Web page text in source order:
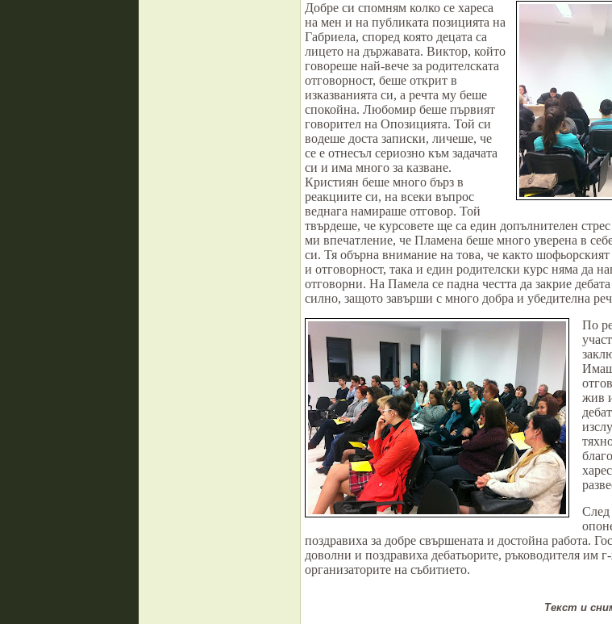
Добре си спомням колко се хареса
на мен и на публиката позицията на
Габриела, според която децата са
лицето на държавата. Виктор, който
говореше най-вече за родителската
отговорност, беше открит в
изказванията си, а речта му беше
спокойна. Любомир беше първият
говорител на Опозицията. Той си
водеше доста записки, личеше, че
се е отнесъл сериозно към задачата
си и има много за казване.
Кристиян беше много бърз в
реакциите си, на всеки въпрос
веднага намираше отговор. Той
твърдеше, че курсовете ще са един допълнителен
ми впечатление, че Пламена беше много уверена в
си. Тя обърна внимание на това, че както
и отговорност, така и един родителски курс няма да
отговорни. На Памела се падна честта да закрие
силно, защото завърши с много добра и убедителна
По
жив
След
поздравиха за добре свършената и достойна работа.
доволни и поздравиха дебатьорите, ръководителя им
организаторите на събитието.
Текст и